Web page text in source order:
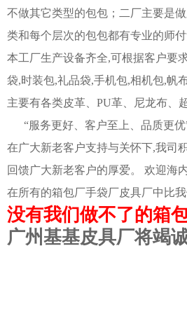
不做其它类型的包包；二厂主要是
类和每个层次的包包都有专业的师付
本工厂生产设备齐全,可根据客户要
袋,时装包,礼品袋,手机包,相机包,帆
主要有各类皮革、PU革、尼龙布、
“服务更好、客户至上、品质更优
在广大新老客户支持与关怀下,我司
回馈广大新老客户的厚爱。 欢迎海
在所有的箱包厂手袋厂皮具厂中比
没有我们做不了的箱
广州基基皮具厂将竭